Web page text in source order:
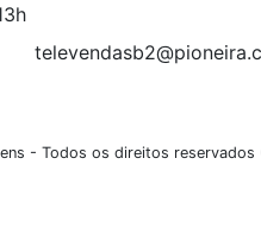
- Todos os direitos